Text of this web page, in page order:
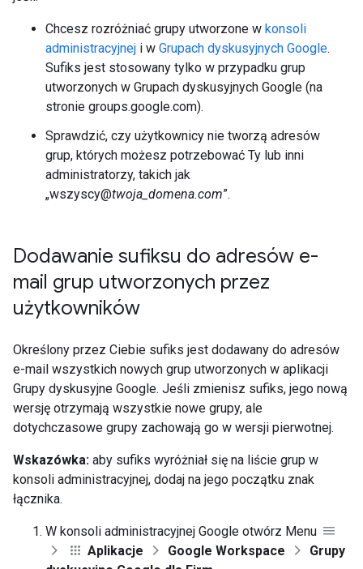
Chcesz rozróżniać grupy utworzone w konsoli
administracyjnej i w Grupach dyskusyjnych Google.
Sufiks jest stosowany tylko w przypadku grup
utworzonych w Grupach dyskusyjnych Google (na
stronie groups.google.com).
Sprawdzić, czy użytkownicy nie tworzą adresów
grup, których możesz potrzebować Ty lub inni
administratorzy, takich jak
„wszyscy@twoja_domena.com”.
Dodawanie sufiksu do adresów e-
mail grup utworzonych przez
użytkowników
Określony przez Ciebie sufiks jest dodawany do adresów
e-mail wszystkich nowych grup utworzonych w aplikacji
Grupy dyskusyjne Google. Jeśli zmienisz sufiks, jego nową
wersję otrzymają wszystkie nowe grupy, ale
dotychczasowe grupy zachowają go w wersji pierwotnej.
Wskazówka: aby sufiks wyróżniał się na liście grup w
konsoli administracyjnej, dodaj na jego początku znak
łącznika.
W konsoli administracyjnej Google otwórz Menu
Aplikacje
Google Workspace
Grupy